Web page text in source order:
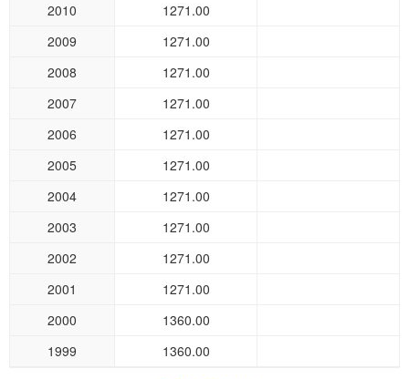
2010
1271.00
2009
1271.00
2008
1271.00
2007
1271.00
2006
1271.00
2005
1271.00
2004
1271.00
2003
1271.00
2002
1271.00
2001
1271.00
2000
1360.00
1999
1360.00